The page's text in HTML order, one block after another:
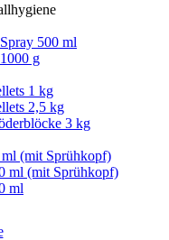
500 ml
g
1 kg
2,5 kg
3 kg
(mit Sprühkopf)
ml (mit Sprühkopf)
ml